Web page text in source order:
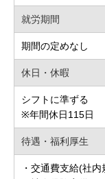
就労期間
期間の定めなし
休日・休暇
シフトに準ずる
※年間休日115日
待遇・福利厚生
・交通費支給(社